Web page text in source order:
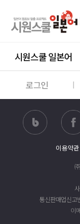
시원스쿨 일본어
로그인
이용약관
통신판매업신고
이